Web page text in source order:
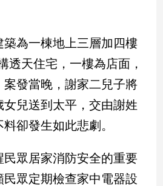
為一棟地上三層加四樓
透天住宅，一樓為店面，
發當晚，謝家二兒子將
兒送到太平，交由謝姓
卻發生如此悲劇。
眾居家消防安全的重要
眾定期檢查家中電器設